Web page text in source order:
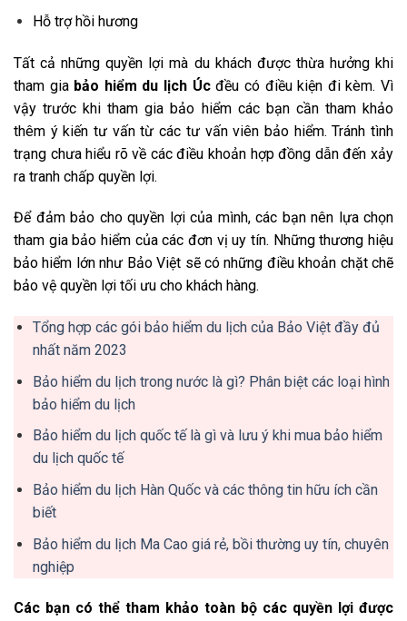
Hỗ trợ hồi hương
Tất cả những quyền lợi mà du khách được thừa hưởng khi
tham gia bảo hiểm du lịch Úcđều có điều kiện đi kèm. Vì
vậy trước khi tham gia bảo hiểm các bạn cần tham khảo
thêm ý kiến tư vấn từ các tư vấn viên bảo hiểm. Tránh tình
trạng chưa hiểu rõ về các điều khoản hợp đồng dẫn đến xảy
ra tranh chấp quyền lợi.
Để đảm bảo cho quyền lợi của mình, các bạn nên lựa chọn
tham gia bảo hiểm của các đơn vị uy tín. Những thương hiệu
bảo hiểm lớn như Bảo Việt sẽ có những điều khoản chặt chẽ
bảo vệ quyền lợi tối ưu cho khách hàng.
Tổng hợp các gói bảo hiểm du lịch của Bảo Việt đầy đủ
nhất năm 2023
Bảo hiểm du lịch trong nước là gì? Phân biệt các loại hình
bảo hiểm du lịch
Bảo hiểm du lịch quốc tế là gì và lưu ý khi mua bảo hiểm
du lịch quốc tế
Bảo hiểm du lịch Hàn Quốc và các thông tin hữu ích cần
biết
Bảo hiểm du lịch Ma Cao giá rẻ, bồi thường uy tín, chuyên
nghiệp
Các bạn có thể tham khảo toàn bộ các quyền lợi được